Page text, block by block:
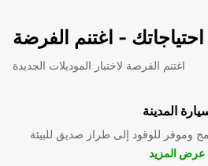
- اغتنم الفرضة
اغتنم الفرصة لاختبار الموديلات الجديدة
المدينة
وموفر للوقود إلى طراز صديق للبيئة
عرض المزيد